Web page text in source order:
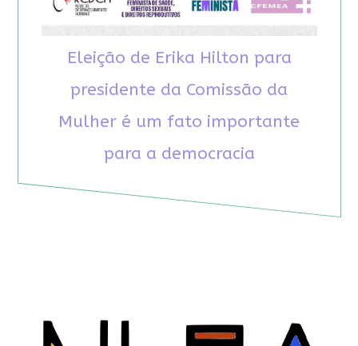
Eleição de Erika Hilton para
presidente da Comissão da
Mulher é um fato importante
para a democracia